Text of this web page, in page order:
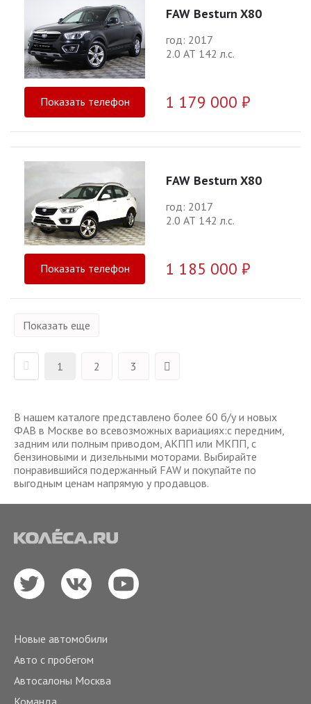
FAW Besturn X80
год: 2017
2.0 АТ 142 л.с.
Показать телефон 1 179 000 ₽
FAW Besturn X80
год: 2017
2.0 АТ 142 л.с.
Показать телефон 1 185 000 ₽
Показать еще
1 2 3
В нашем каталоге представлено более 60 б/у и новых
ФАВ в Москве во всевозможных вариациях:с передним,
задним или полным приводом, АКПП или МКПП, с
бензиновыми и дизельными моторами. Выбирайте
понравившийся подержанный FAW и покупайте по
выгодным ценам напрямую у продавцов.
Новые автомобили
Авто с пробегом
Автосалоны Москва